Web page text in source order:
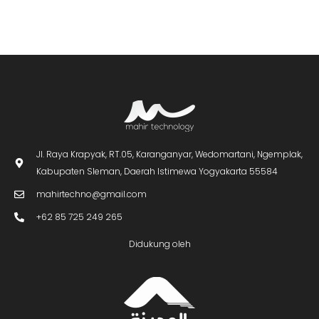
Jl. Raya Krapyak, RT.05, Karanganyar, Wedomartani, Ngemplak,
Kabupaten Sleman, Daerah Istimewa Yogyakarta 55584
mahirtechno@gmail.com
+62 85 725 249 265
Didukung oleh